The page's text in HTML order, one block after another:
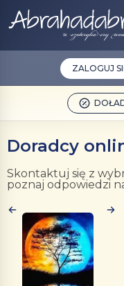
ZALOGUJ
Doradcy
Skontaktuj się z
poznaj odpowiedzi